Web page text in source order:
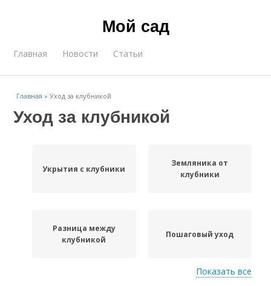
Мой сад
Главная Новости Статьи
Главная »Уход за клубникой
Уход за клубникой
Укрытия с клубники
Земляника от
клубники
Разница между
клубникой
Пошаговый уход
Показать все